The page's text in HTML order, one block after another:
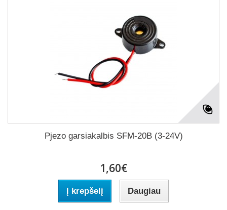
Pjezo garsiakalbis SFM-20B (3-24V)
1,60€
Į krepšelį Daugiau